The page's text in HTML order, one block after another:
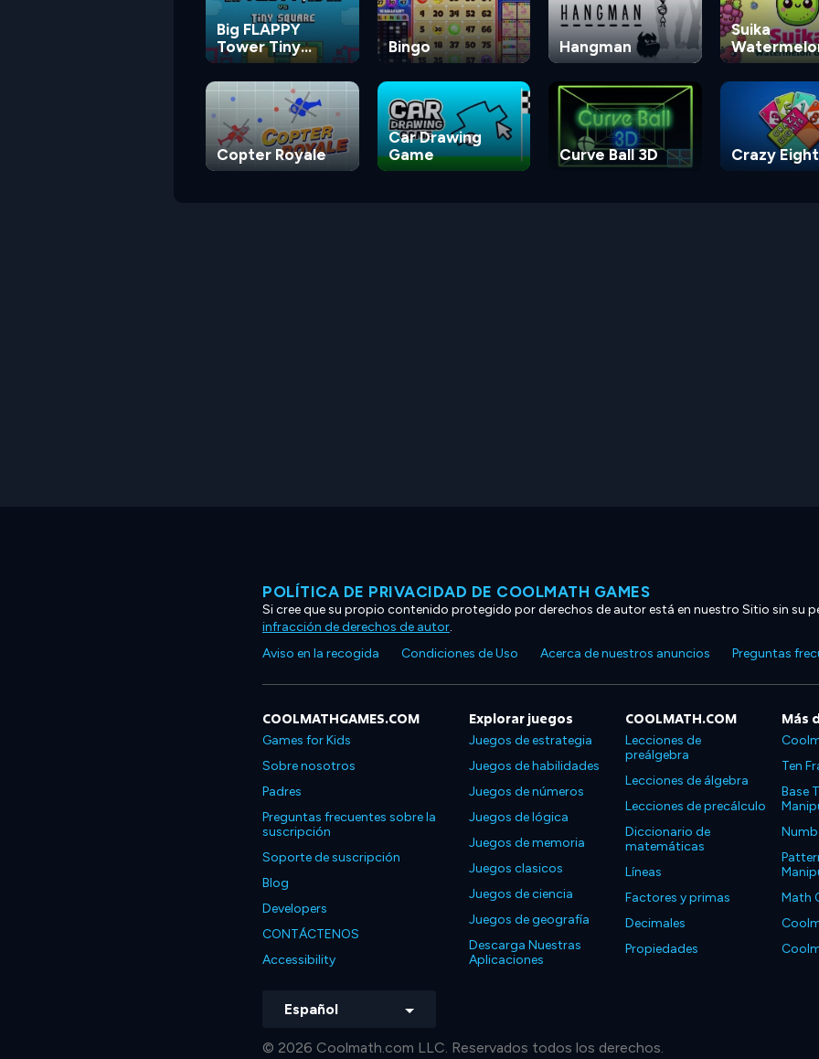
Big FLAPPY
Tower Tiny
Square
Bingo Hangman
Suika
Game
Copter Royale
Car Drawing
Game
Curve Ball 3D Crazy
POLÍTICA DE PRIVACIDAD DE COOLMATH GAMES
Si cree que su propio contenido protegido por derechos de autor está en nuestro Sitio sin su
infracción de derechos de autor.
Aviso en la recogida
Condiciones de Uso Acerca de nuestros anuncios Preguntas
COOLMATHGAMES.COM
Games for Kids
Sobre nosotros
Padres
Preguntas frecuentes sobre la
suscripción
Soporte de suscripción
Blog
Developers
CONTÁCTENOS
Accessibility
Explorar juegos
Juegos de estrategia
Juegos de habilidades
Juegos de números
Juegos de lógica
Juegos de memoria
Juegos clasicos
Juegos de ciencia
Juegos de geografía
Descarga Nuestras
Aplicaciones
COOLMATH.COM
Lecciones de
preálgebra
Lecciones de álgebra
Lecciones de precálculo
Diccionario de
matemáticas
Líneas
Factores y primas
Decimales
Propiedades
Más
Ten
Base
Math
Español
© 2026 Coolmath.com LLC. Reservados todos los derechos.